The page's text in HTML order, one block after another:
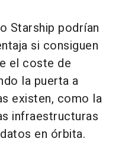
Starship podrían
si consiguen
el coste de
la puerta a
existen, como la
infraestructuras
en órbita.